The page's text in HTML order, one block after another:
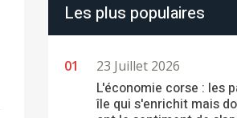
Les plus populaires
23 Juillet 2026
L'économie corse : les
île qui s'enrichit mais